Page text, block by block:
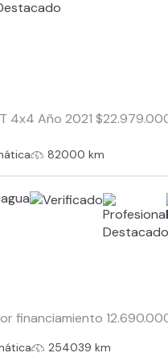
4x4 Año 2021
82000 km
financiamiento
254039 km